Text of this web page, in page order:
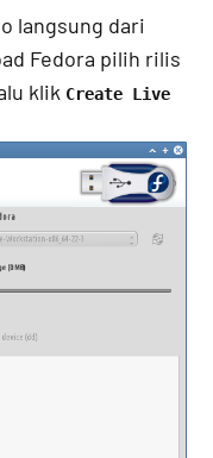
langsung dari
Fedora pilih rilis
klik Create Live